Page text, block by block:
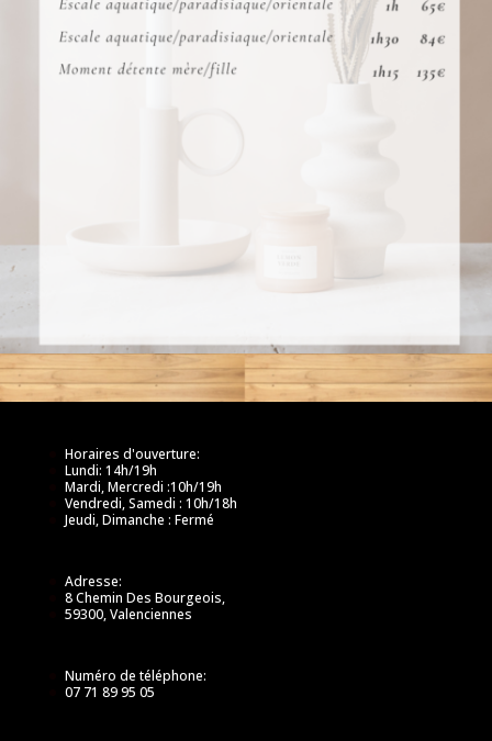
Horaires d'ouverture:
Lundi: 14h/19h
Mardi, Mercredi :10h/19h
Vendredi, Samedi : 10h/18h
Jeudi, Dimanche : Fermé
Adresse:
8 Chemin Des Bourgeois,
59300, Valenciennes
Numéro de téléphone:
07 71 89 95 05